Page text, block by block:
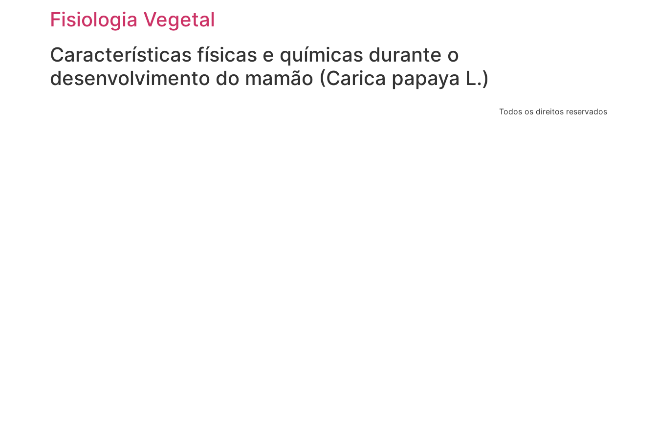
Fisiologia Vegetal
Características físicas e químicas durante o
desenvolvimento do mamão (Carica papaya L.)
Todos os direitos reservados